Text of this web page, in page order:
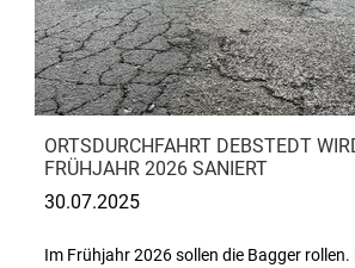
ORTSDURCHFAHRT DEBSTEDT
FRÜHJAHR 2026 SANIERT
30.07.2025
Im Frühjahr 2026 sollen die Bagger rollen.